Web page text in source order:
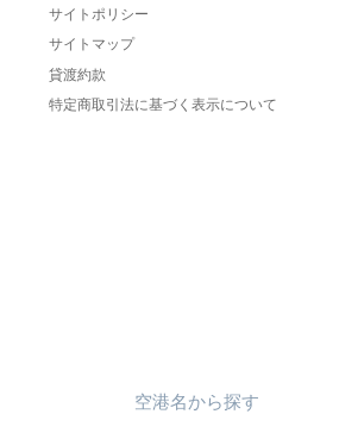
サイトポリシー
サイトマップ
貸渡約款
特定商取引法に基づく表示について
空港名から探す